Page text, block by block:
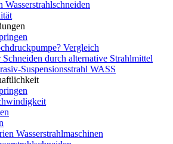
Wasserstrahlschneiden
Vergleich
Schneiden durch alternative Strahlmittel
Suspensionsstrahl WASS
Wasserstrahlmaschinen